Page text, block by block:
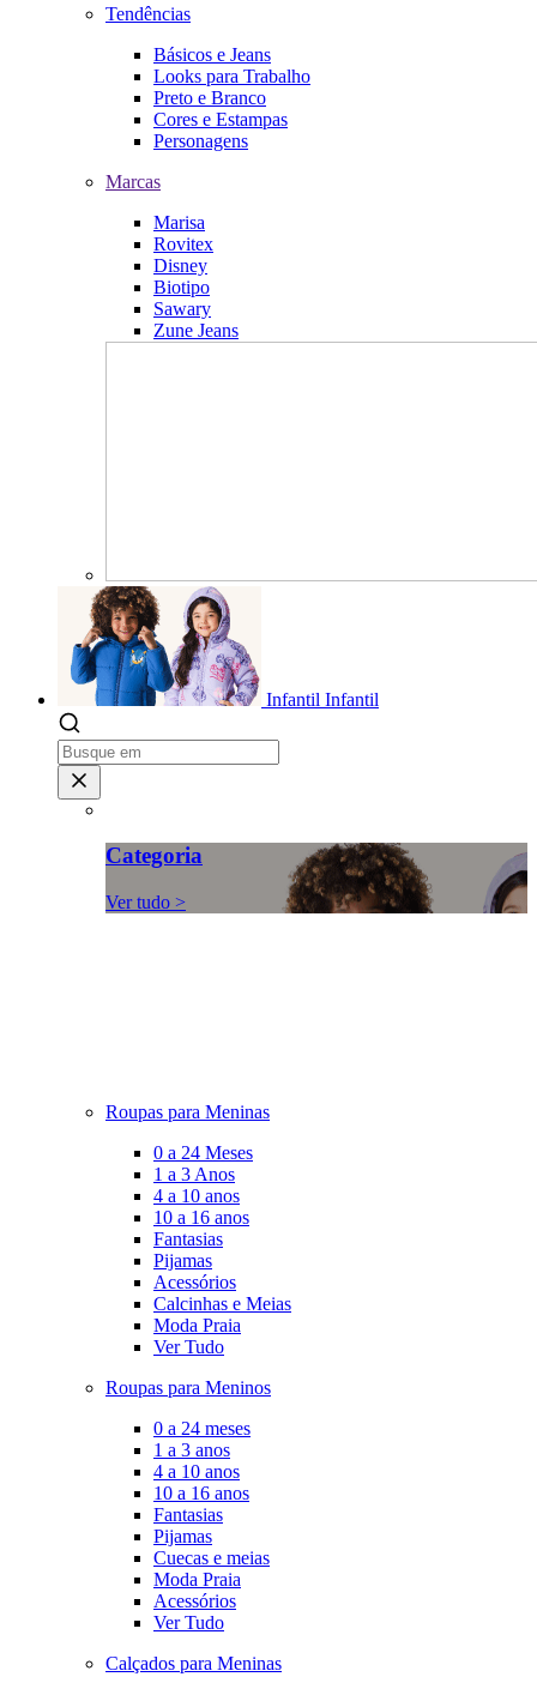
Tendências
Básicos e Jeans
Looks para Trabalho
Preto e Branco
Cores e Estampas
Personagens
Marcas
Marisa
Rovitex
Disney
Biotipo
Sawary
Zune Jeans
Infantil Infantil
Categoria
Ver tudo >
Roupas para Meninas
0 a 24 Meses
1 a 3 Anos
4 a 10 anos
10 a 16 anos
Fantasias
Pijamas
Acessórios
Calcinhas e Meias
Moda Praia
Ver Tudo
Roupas para Meninos
0 a 24 meses
1 a 3 anos
4 a 10 anos
10 a 16 anos
Fantasias
Pijamas
Cuecas e meias
Moda Praia
Acessórios
Ver Tudo
Calçados para Meninas